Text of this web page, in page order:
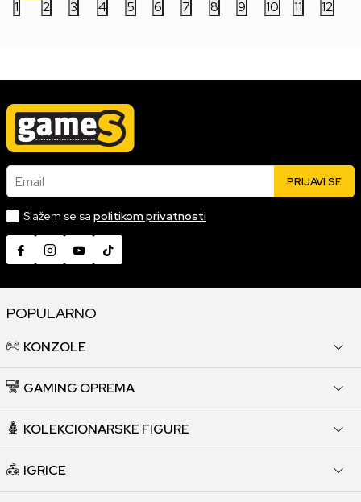
1 2 3 4 5 6 7 8 9 10 11 12
Email PRIJAVI SE
Slažem se sa politikom privatnosti
POPULARNO
KONZOLE
GAMING OPREMA
KOLEKCIONARSKE FIGURE
IGRICE